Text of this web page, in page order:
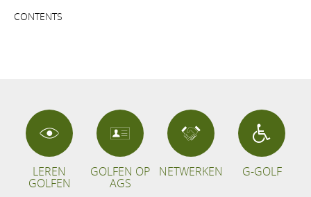
CONTENTS
LEREN
GOLFEN
GOLFEN OP
AGS
NETWERKEN G-GOLF